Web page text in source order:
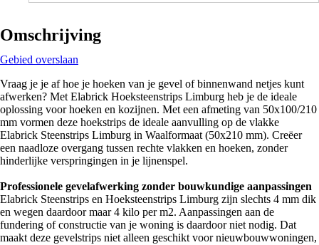
Omschrijving
Gebied overslaan
Vraag je je af hoe je hoeken van je gevel of binnenwand netjes kunt
afwerken? Met Elabrick Hoeksteenstrips Limburg heb je de ideale
oplossing voor hoeken en kozijnen. Met een afmeting van 50x100/210
mm vormen deze hoekstrips de ideale aanvulling op de vlakke
Elabrick Steenstrips Limburg in Waalformaat (50x210 mm). Creëer
een naadloze overgang tussen rechte vlakken en hoeken, zonder
hinderlijke verspringingen in je lijnenspel.
Professionele gevelafwerking zonder bouwkundige aanpassingen
Elabrick Steenstrips en Hoeksteenstrips Limburg zijn slechts 4 mm dik
en wegen daardoor maar 4 kilo per m2. Aanpassingen aan de
fundering of constructie van je woning is daardoor niet nodig. Dat
maakt deze gevelstrips niet alleen geschikt voor nieuwbouwwoningen,